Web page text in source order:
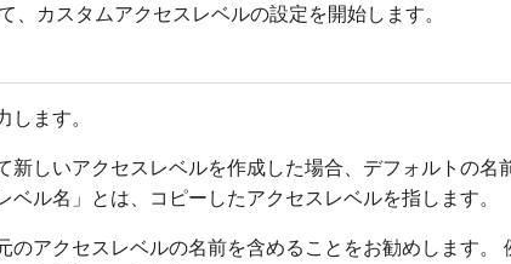
カスタムアクセスレベルの設定を開始します。
ます。
新しいアクセスレベルを作成した場合、デフォルトの名
ベル名」とは、コピーしたアクセスレベルを指します。
のアクセスレベルの名前を含めることをお勧めします。